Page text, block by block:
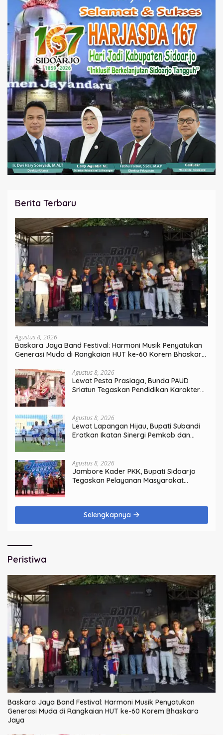
Berita Terbaru
Agustus 8, 2026
Baskara Jaya Band Festival: Harmoni Musik Penyatukan
Generasi Muda di Rangkaian HUT ke-60 Korem Bhaskara
Agustus 8, 2026
Lewat Pesta Prasiaga, Bunda PAUD
Sriatun Tegaskan Pendidikan Karakter
Agustus 8, 2026
Lewat Lapangan Hijau, Bupati Subandi
Eratkan Ikatan Sinergi Pemkab dan
Agustus 8, 2026
Jambore Kader PKK, Bupati Sidoarjo
Tegaskan Pelayanan Masyarakat
Selengkapnya
Peristiwa
Baskara Jaya Band Festival: Harmoni Musik Penyatukan
Generasi Muda di Rangkaian HUT ke-60 Korem Bhaskara
Jaya